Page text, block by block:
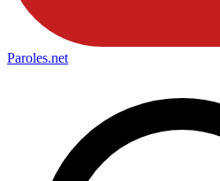
Paroles.net